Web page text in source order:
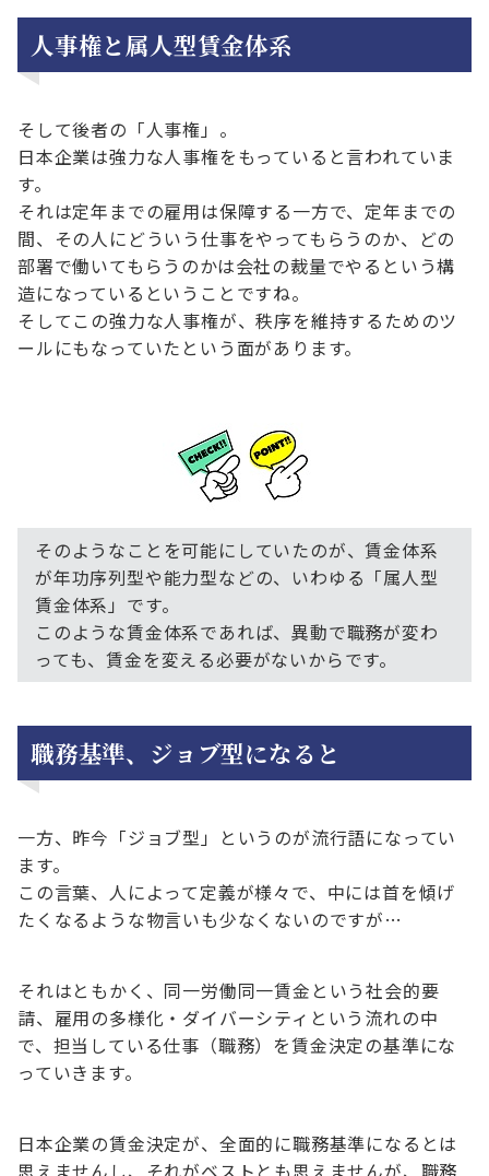
人事権と属人型賃金体系
そして後者の「人事権」。
日本企業は強力な人事権をもっていると言われていま
す。
それは定年までの雇用は保障する一方で、定年までの
間、その人にどういう仕事をやってもらうのか、どの
部署で働いてもらうのかは会社の裁量でやるという構
造になっているということですね。
そしてこの強力な人事権が、秩序を維持するためのツ
ールにもなっていたという面があります。
そのようなことを可能にしていたのが、賃金体系
が年功序列型や能力型などの、いわゆる「属人型
賃金体系」です。
このような賃金体系であれば、異動で職務が変わ
っても、賃金を変える必要がないからです。
職務基準、ジョブ型になると
一方、昨今「ジョブ型」というのが流行語になってい
ます。
この言葉、人によって定義が様々で、中には首を傾げ
たくなるような物言いも少なくないのですが…
それはともかく、同一労働同一賃金という社会的要
請、雇用の多様化・ダイバーシティという流れの中
で、担当している仕事（職務）を賃金決定の基準にな
っていきます。
日本企業の賃金決定が、全面的に職務基準になるとは